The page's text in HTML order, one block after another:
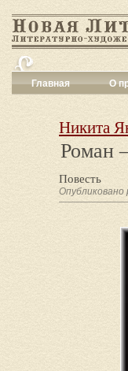
Главная О
Никита
Роман
Повесть
Опубликовано